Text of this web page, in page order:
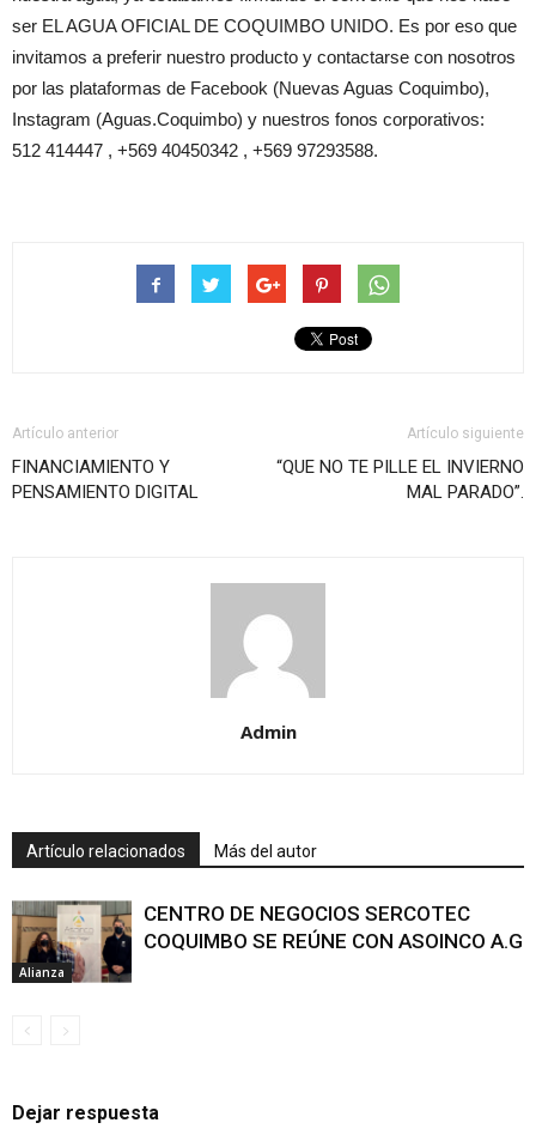
ser EL AGUA OFICIAL DE COQUIMBO UNIDO. Es por eso que
invitamos a preferir nuestro producto y contactarse con nosotros
por las plataformas de Facebook (Nuevas Aguas Coquimbo),
Instagram (Aguas.Coquimbo) y nuestros fonos corporativos:
512 414447 , +569 40450342 , +569 97293588.
Artículo anterior
FINANCIAMIENTO Y
PENSAMIENTO DIGITAL
Artículo siguiente
“QUE NO TE PILLE EL INVIERNO
MAL PARADO”.
Admin
Artículo relacionados Más del autor
Alianza
CENTRO DE NEGOCIOS SERCOTEC
COQUIMBO SE REÚNE CON ASOINCO A.G
Dejar respuesta